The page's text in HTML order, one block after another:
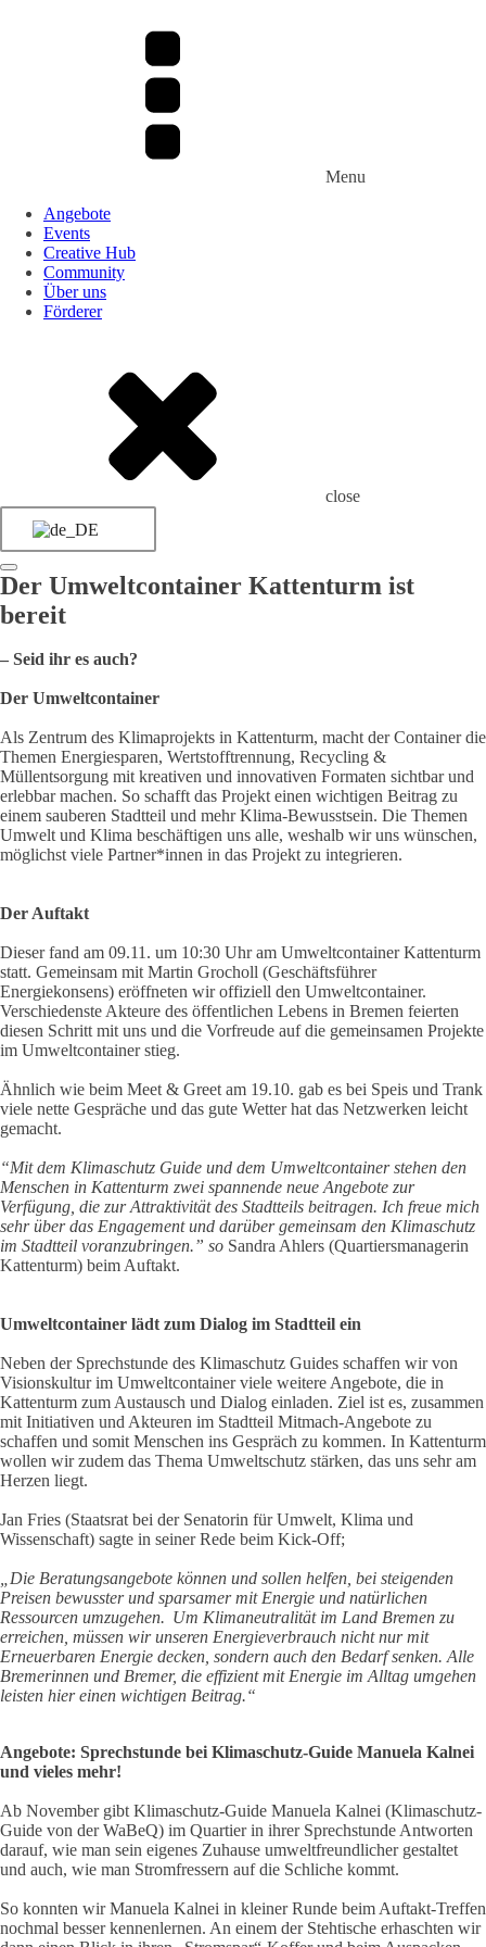
Menu
Angebote
Events
Creative Hub
Community
Über uns
Förderer
close
Der Umweltcontainer Kattenturm ist
bereit
– Seid ihr es auch?
Der Umweltcontainer
Als Zentrum des Klimaprojekts in Kattenturm, macht der Container die
Themen Energiesparen, Wertstofftrennung, Recycling &
Müllentsorgung mit kreativen und innovativen Formaten sichtbar und
erlebbar machen. So schafft das Projekt einen wichtigen Beitrag zu
einem sauberen Stadtteil und mehr Klima-Bewusstsein. Die Themen
Umwelt und Klima beschäftigen uns alle, weshalb wir uns wünschen,
möglichst viele Partner*innen in das Projekt zu integrieren.
Der Auftakt
Dieser fand am 09.11. um 10:30 Uhr am Umweltcontainer Kattenturm
statt. Gemeinsam mit Martin Grocholl (Geschäftsführer
Energiekonsens) eröffneten wir offiziell den Umweltcontainer.
Verschiedenste Akteure des öffentlichen Lebens in Bremen feierten
diesen Schritt mit uns und die Vorfreude auf die gemeinsamen Projekte
im Umweltcontainer stieg.
Ähnlich wie beim Meet & Greet am 19.10. gab es bei Speis und Trank
viele nette Gespräche und das gute Wetter hat das Netzwerken leicht
gemacht.
“Mit dem Klimaschutz Guide und dem Umweltcontainer stehen den
Menschen in Kattenturm zwei spannende neue Angebote zur
Verfügung, die zur Attraktivität des Stadtteils beitragen. Ich freue mich
sehr über das Engagement und darüber gemeinsam den Klimaschutz
im Stadtteil voranzubringen.” so Sandra Ahlers (Quartiersmanagerin
Kattenturm) beim Auftakt.
Umweltcontainer lädt zum Dialog im Stadtteil ein
Neben der Sprechstunde des Klimaschutz Guides schaffen wir von
Visionskultur im Umweltcontainer viele weitere Angebote, die in
Kattenturm zum Austausch und Dialog einladen. Ziel ist es, zusammen
mit Initiativen und Akteuren im Stadtteil Mitmach-Angebote zu
schaffen und somit Menschen ins Gespräch zu kommen. In Kattenturm
wollen wir zudem das Thema Umweltschutz stärken, das uns sehr am
Herzen liegt.
Jan Fries (Staatsrat bei der Senatorin für Umwelt, Klima und
Wissenschaft) sagte in seiner Rede beim Kick-Off;
„Die Beratungsangebote können und sollen helfen, bei steigenden
Preisen bewusster und sparsamer mit Energie und natürlichen
Ressourcen umzugehen. Um Klimaneutralität im Land Bremen zu
erreichen, müssen wir unseren Energieverbrauch nicht nur mit
Erneuerbaren Energie decken, sondern auch den Bedarf senken. Alle
Bremerinnen und Bremer, die effizient mit Energie im Alltag umgehen
leisten hier einen wichtigen Beitrag.“
Angebote: Sprechstunde bei Klimaschutz-Guide Manuela Kalnei
und vieles mehr!
Ab November gibt Klimaschutz-Guide Manuela Kalnei (Klimaschutz-
Guide von der WaBeQ) im Quartier in ihrer Sprechstunde Antworten
darauf, wie man sein eigenes Zuhause umweltfreundlicher gestaltet
und auch, wie man Stromfressern auf die Schliche kommt.
So konnten wir Manuela Kalnei in kleiner Runde beim Auftakt-Treffen
nochmal besser kennenlernen. An einem der Stehtische erhaschten wir